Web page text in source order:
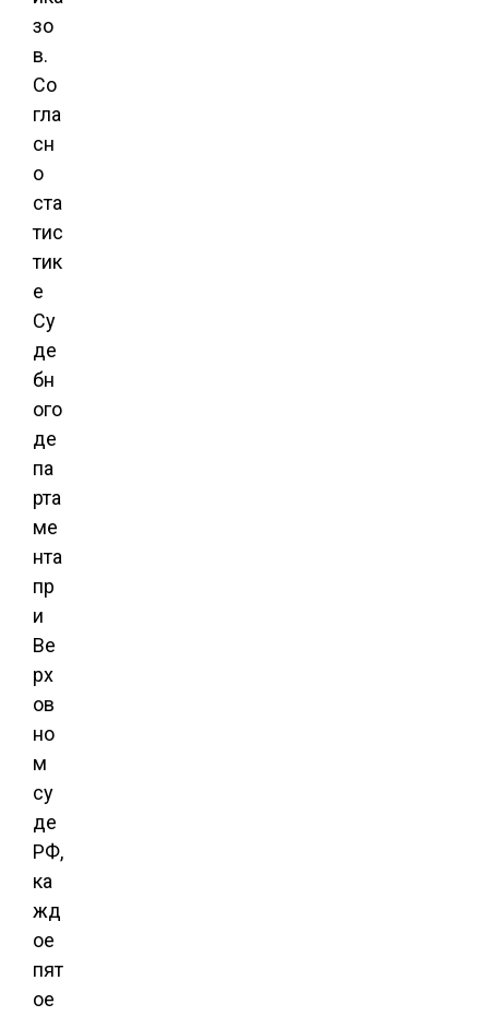
зо
в.
Со
гла
сн
о
ста
тис
тик
е
Су
де
бн
ого
де
па
рта
ме
нта
пр
и
Ве
рх
ов
но
м
су
де
РФ,
ка
жд
ое
пят
ое